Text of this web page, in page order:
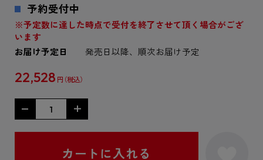
予約受付中
※予定数に達した時点で受付を終了させて頂く場合がござ
います
お届け予定日
発売日以降、順次お届け予定
22,528 円